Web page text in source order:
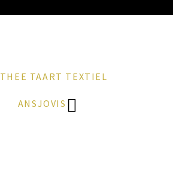
THEE TAART TEXTIEL
ANSJOVIS